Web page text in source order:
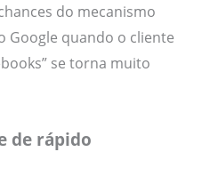
do mecanismo
Google quando o cliente
se torna muito
de rápido